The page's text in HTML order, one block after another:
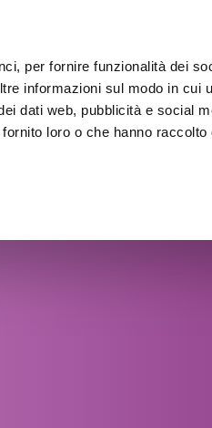
per fornire funzionalità dei
informazioni sul modo in cui
dati web, pubblicità e social
loro o che hanno raccolto